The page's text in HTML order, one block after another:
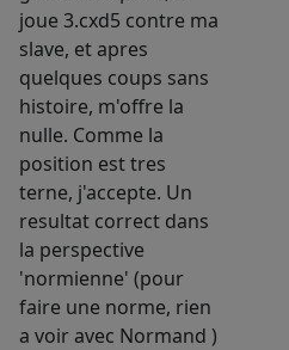
joue 3.cxd5 contre ma
slave, et apres
quelques coups sans
histoire, m'offre la
nulle. Comme la
position est tres
terne, j'accepte. Un
resultat correct dans
la perspective
'normienne' (pour
faire une norme, rien
a voir avec Normand )